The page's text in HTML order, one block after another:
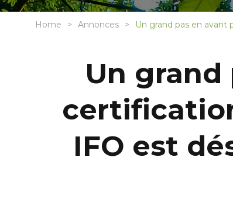
Home Annonces Un grand pas en avant
Un grand
IFO est